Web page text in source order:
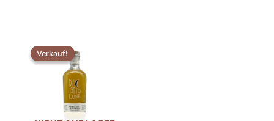
Verkauf!
Verkauf!
ursprüngliche
Preis
war:
€62,90.